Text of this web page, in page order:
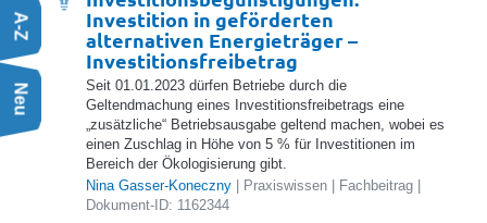
in eine GmbH | Erklärung
A-Z
Neu
Investition in geförderten
alternativen Energieträger –
Investitionsfreibetrag
Seit 01.01.2023 dürfen Betriebe durch die
Geltendmachung eines Investitionsfreibetrags eine
„zusätzliche“ Betriebsausgabe geltend machen, wobei es
einen Zuschlag in Höhe von 5 % für Investitionen im
Bereich der Ökologisierung gibt.
Nina Gasser-Koneczny | Praxiswissen | Fachbeitrag |
Dokument-ID: 1162344